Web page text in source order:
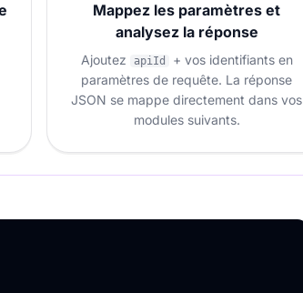
Mappez les paramètres et
analysez la réponse
Ajoutez apiId
+ vos identifiants en
paramètres de requête. La réponse
JSON se mappe directement dans vos
modules suivants.